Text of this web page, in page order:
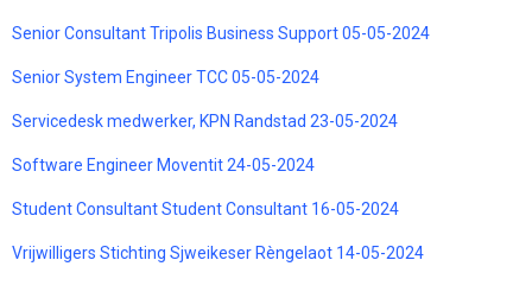
Senior Consultant Tripolis Business Support 05-05-2024
Senior System Engineer TCC 05-05-2024
Servicedesk medwerker, KPN Randstad 23-05-2024
Software Engineer Moventit 24-05-2024
Student Consultant Student Consultant 16-05-2024
Vrijwilligers Stichting Sjweikeser Rèngelaot 14-05-2024